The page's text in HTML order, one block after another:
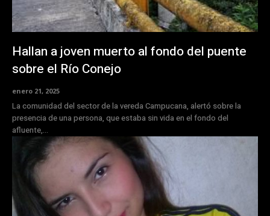
Hallan a joven muerto al fondo del puente
sobre el Río Conejo
enero 21, 2025
La comunidad del sector de la vereda Campucana, alertó sobre la
presencia de una persona, que estaba sin vida en el fondo del
afluente,...